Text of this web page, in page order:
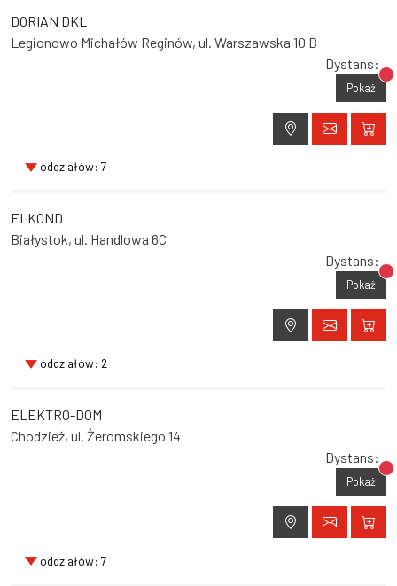
DORIAN DKL
Legionowo Michałów Reginów, ul. Warszawska 10 B
Dystans:
Pokaż
oddziałów: 7
ELKOND
Białystok, ul. Handlowa 6C
Dystans:
Pokaż
oddziałów: 2
ELEKTRO-DOM
Chodzież, ul. Żeromskiego 14
Dystans:
Pokaż
oddziałów: 7